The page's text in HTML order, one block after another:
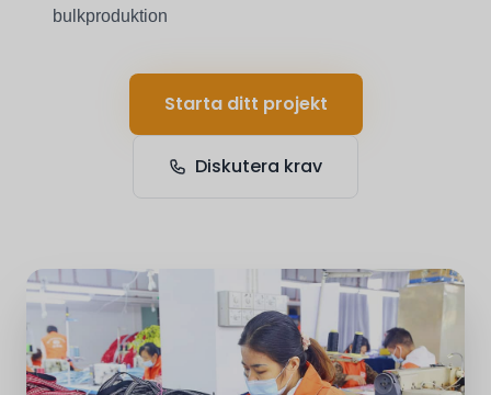
bulkproduktion
Starta ditt projekt
Diskutera krav